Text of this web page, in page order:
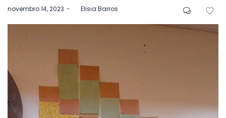
Postado
novembro 14, 2023 byElisia Barros